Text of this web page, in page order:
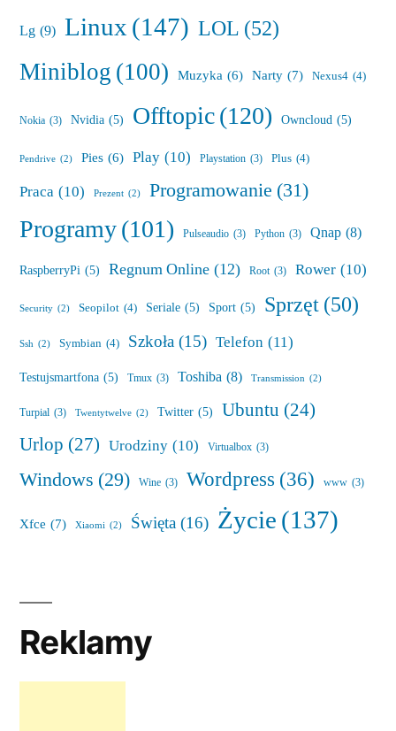
Lg (9) Linux(147) LOL (52)
Miniblog (100) Muzyka (6) Narty (7) Nexus4 (4)
Nokia (3) Nvidia (5) Offtopic(120) Owncloud (5)
Pendrive (2) Pies (6) Play (10) Playstation (3) Plus (4)
Praca (10) Prezent (2) Programowanie (31)
Programy(101) Pulseaudio (3) Python (3) Qnap (8)
RaspberryPi (5) Regnum Online (12) Root (3) Rower (10)
Security (2) Seopilot (4) Seriale (5) Sport (5) Sprzęt(50)
Ssh (2) Symbian (4) Szkoła (15) Telefon (11)
Testujsmartfona (5) Tmux (3) Toshiba (8) Transmission (2)
Turpial (3) Twentytwelve (2) Twitter (5) Ubuntu (24)
Urlop (27) Urodziny (10) Virtualbox (3)
Windows (29) Wine (3) Wordpress (36) www (3)
Xfce (7) Xiaomi (2) Święta (16) Życie(137)
Reklamy